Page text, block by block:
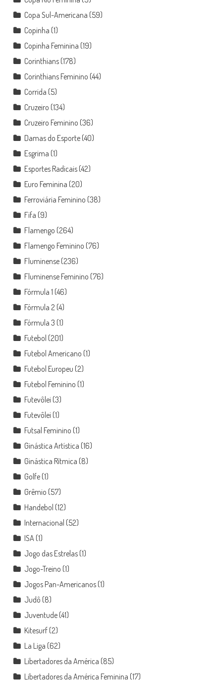
Copa Sul-Americana (59)
Copinha (1)
Copinha Feminina (19)
Corinthians(178)
Corinthians Feminino (44)
Corrida (5)
Cruzeiro (134)
Cruzeiro Feminino (36)
Damas do Esporte(40)
Esgrima (1)
Esportes Radicais(42)
Euro Feminina (20)
Ferroviária Feminino (38)
Fifa (9)
Flamengo (264)
Flamengo Feminino (76)
Fluminense(236)
Fluminense Feminino (76)
Fórmula 1 (46)
Fórmula 2(4)
Fórmula 3 (1)
Futebol (201)
Futebol Americano (1)
Futebol Europeu (2)
Futebol Feminino (1)
Futevôlei (3)
Futevôlei (1)
Futsal Feminino (1)
Ginástica Artística (16)
Ginástica Rítmica (8)
Golfe(1)
Grêmio (57)
Handebol (12)
Internacional (52)
ISA(1)
Jogo das Estrelas(1)
Jogo-Treino (1)
Jogos Pan-Americanos(1)
Judô (8)
Juventude(41)
Kitesurf(2)
La Liga (62)
Libertadores da América (85)
Libertadores da América Feminina (17)